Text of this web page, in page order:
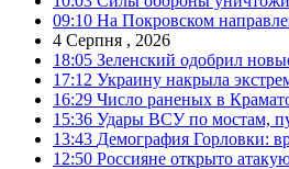
09:10 На Покровском
4 Серпня , 2026
18:05 Зеленский одобрил
17:12 Украину накрыла
16:29 Число раненых в
15:36 Удары ВСУ по мостам,
13:43 Демография Горловки:
12:50 Россияне открыто